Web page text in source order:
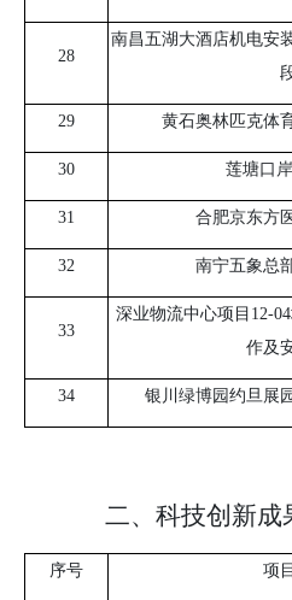
28
南昌五湖大酒店机电安
29 黄石奥林匹克体
30 莲塘口岸
31 合肥京东方
32 南宁五象总
33
深业物流中心项目 12-04
作及
34 银川绿博园约旦展
二、科技创新成
序号 项